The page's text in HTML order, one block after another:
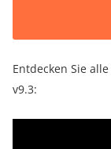
Entdecken Sie
v9.3: